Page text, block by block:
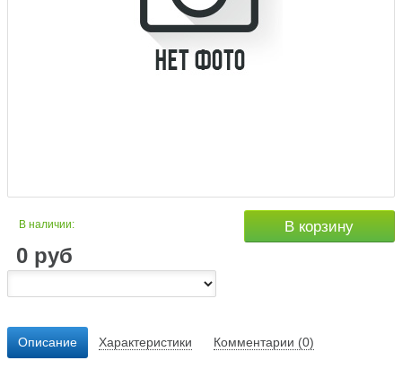
В наличии:
0 руб
В корзину
Описание Характеристики Комментарии (0)